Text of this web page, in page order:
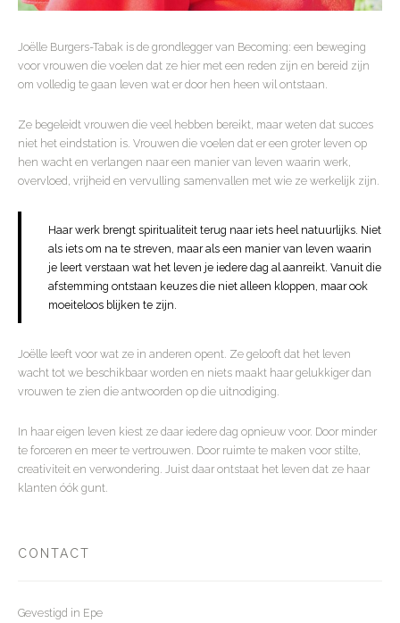
Joëlle Burgers-Tabak is de grondlegger van Becoming: een beweging
voor vrouwen die voelen dat ze hier met een reden zijn en bereid zijn
om volledig te gaan leven wat er door hen heen wil ontstaan.
Ze begeleidt vrouwen die veel hebben bereikt, maar weten dat succes
niet het eindstation is. Vrouwen die voelen dat er een groter leven op
hen wacht en verlangen naar een manier van leven waarin werk,
overvloed, vrijheid en vervulling samenvallen met wie ze werkelijk zijn.
Haar werk brengt spiritualiteit terug naar iets heel natuurlijks. Niet
als iets om na te streven, maar als een manier van leven waarin
je leert verstaan wat het leven je iedere dag al aanreikt. Vanuit die
afstemming ontstaan keuzes die niet alleen kloppen, maar ook
moeiteloos blijken te zijn.
Joëlle leeft voor wat ze in anderen opent. Ze gelooft dat het leven
wacht tot we beschikbaar worden en niets maakt haar gelukkiger dan
vrouwen te zien die antwoorden op die uitnodiging.
In haar eigen leven kiest ze daar iedere dag opnieuw voor. Door minder
te forceren en meer te vertrouwen. Door ruimte te maken voor stilte,
creativiteit en verwondering. Juist daar ontstaat het leven dat ze haar
klanten óók gunt.
CONTACT
Gevestigd in Epe